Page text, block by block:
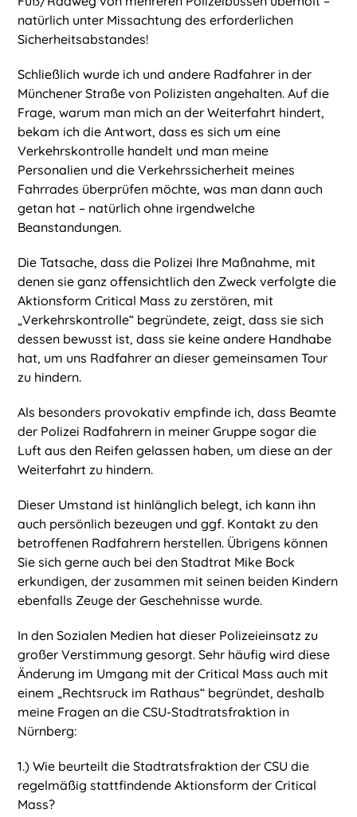
natürlich unter Missachtung des erforderlichen
Sicherheitsabstandes!
Schließlich wurde ich und andere Radfahrer in der
Münchener Straße von Polizisten angehalten. Auf die
Frage, warum man mich an der Weiterfahrt hindert,
bekam ich die Antwort, dass es sich um eine
Verkehrskontrolle handelt und man meine
Personalien und die Verkehrssicherheit meines
Fahrrades überprüfen möchte, was man dann auch
getan hat – natürlich ohne irgendwelche
Beanstandungen.
Die Tatsache, dass die Polizei Ihre Maßnahme, mit
denen sie ganz offensichtlich den Zweck verfolgte die
Aktionsform Critical Mass zu zerstören, mit
„Verkehrskontrolle“ begründete, zeigt, dass sie sich
dessen bewusst ist, dass sie keine andere Handhabe
hat, um uns Radfahrer an dieser gemeinsamen Tour
zu hindern.
Als besonders provokativ empfinde ich, dass Beamte
der Polizei Radfahrern in meiner Gruppe sogar die
Luft aus den Reifen gelassen haben, um diese an der
Weiterfahrt zu hindern.
Dieser Umstand ist hinlänglich belegt, ich kann ihn
auch persönlich bezeugen und ggf. Kontakt zu den
betroffenen Radfahrern herstellen. Übrigens können
Sie sich gerne auch bei den Stadtrat Mike Bock
erkundigen, der zusammen mit seinen beiden Kindern
ebenfalls Zeuge der Geschehnisse wurde.
In den Sozialen Medien hat dieser Polizeieinsatz zu
großer Verstimmung gesorgt. Sehr häufig wird diese
Änderung im Umgang mit der Critical Mass auch mit
einem „Rechtsruck im Rathaus“ begründet, deshalb
meine Fragen an die CSU-Stadtratsfraktion in
Nürnberg:
1.) Wie beurteilt die Stadtratsfraktion der CSU die
regelmäßig stattfindende Aktionsform der Critical
Mass?